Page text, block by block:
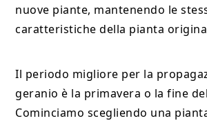
nuove piante, mantenendo le
caratteristiche della pianta
Il periodo migliore per la
geranio è la primavera o la fine
Cominciamo scegliendo una